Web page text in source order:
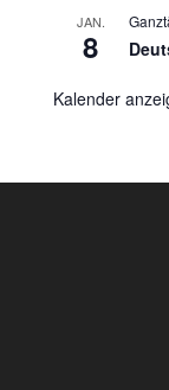
JAN.
8
Kalender